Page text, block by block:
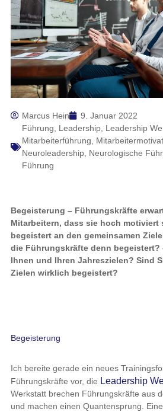
Marcus Hein
9. Januar 2022
Führung
Leadership, Leadership
Mitarbeiterführung
Neuroleadership, Neurologische
Führung
Begeisterung – Führungskräfte
Mitarbeitern, dass sie hoch motiviert
begeistert an den gemeinsamen
die Führungskräfte denn begeistert?
Ihnen und Ihren Jahreszielen? Sind
Zielen wirklich begeistert?
Begeisterung
Ich bereite gerade ein neues
Führungskräfte vor, die Leadership
Werkstatt brechen Führungskräfte aus
und machen einen Quantensprung.